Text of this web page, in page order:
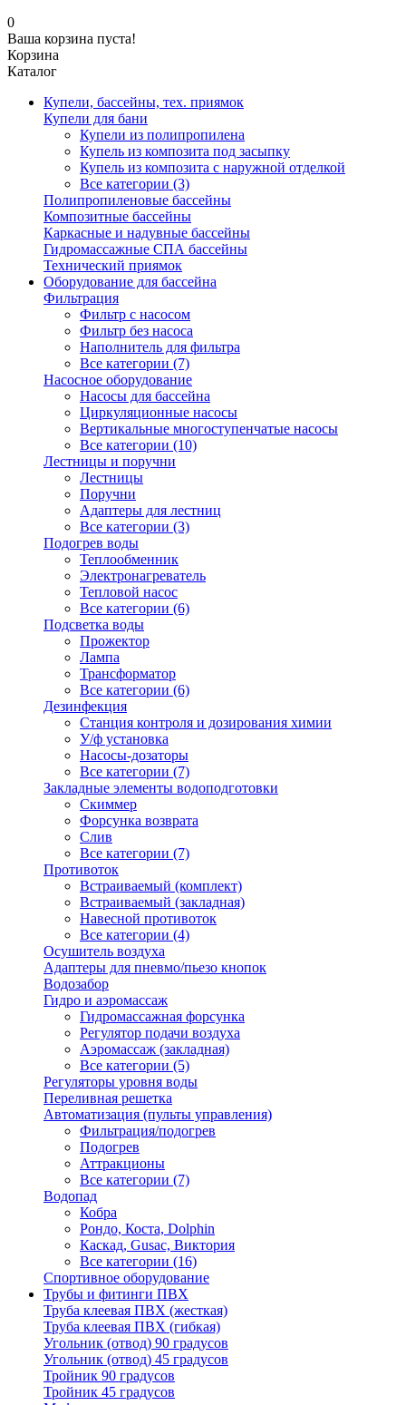
0
Ваша корзина пуста!
Корзина
Каталог
Купели, бассейны, тех. приямок
Купели для бани
Купели из полипропилена
Купель из композита под засыпку
Купель из композита с наружной отделкой
Все категории (3)
Полипропиленовые бассейны
Композитные бассейны
Каркасные и надувные бассейны
Гидромассажные СПА бассейны
Технический приямок
Оборудование для бассейна
Фильтрация
Фильтр с насосом
Фильтр без насоса
Наполнитель для фильтра
Все категории (7)
Насосное оборудование
Насосы для бассейна
Циркуляционные насосы
Вертикальные многоступенчатые насосы
Все категории (10)
Лестницы и поручни
Лестницы
Поручни
Адаптеры для лестниц
Все категории (3)
Подогрев воды
Теплообменник
Электронагреватель
Тепловой насос
Все категории (6)
Подсветка воды
Прожектор
Лампа
Трансформатор
Все категории (6)
Дезинфекция
Станция контроля и дозирования химии
У/ф установка
Насосы-дозаторы
Все категории (7)
Закладные элементы водоподготовки
Скиммер
Форсунка возврата
Слив
Все категории (7)
Противоток
Встраиваемый (комплект)
Встраиваемый (закладная)
Навесной противоток
Все категории (4)
Осушитель воздуха
Адаптеры для пневмо/пьезо кнопок
Водозабор
Гидро и аэромассаж
Гидромассажная форсунка
Регулятор подачи воздуха
Аэромассаж (закладная)
Все категории (5)
Регуляторы уровня воды
Переливная решетка
Автоматизация (пульты управления)
Фильтрация/подогрев
Подогрев
Аттракционы
Все категории (7)
Водопад
Кобра
Рондо, Коста, Dolphin
Каскад, Gusac, Виктория
Все категории (16)
Спортивное оборудование
Трубы и фитинги ПВХ
Труба клеевая ПВХ (жесткая)
Труба клеевая ПВХ (гибкая)
Угольник (отвод) 90 градусов
Угольник (отвод) 45 градусов
Тройник 90 градусов
Тройник 45 градусов